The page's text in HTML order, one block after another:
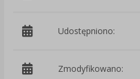
Udostępniono:
Zmodyfikowano: